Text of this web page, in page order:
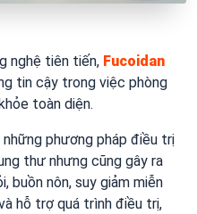
nghệ tiên tiến, Fucoidan
tin cậy trong việc phòng
toàn diện.
phương pháp điều trị
thư nhưng cũng gây ra
buồn nôn, suy giảm miễn
hỗ trợ quá trình điều trị,